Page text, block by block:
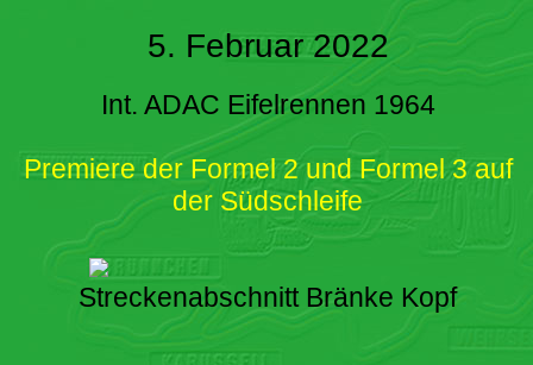
5. Februar 2022
Int. ADAC Eifelrennen 1964
Premiere der Formel 2 und Formel 3 auf
der Südschleife
Streckenabschnitt Bränke Kopf